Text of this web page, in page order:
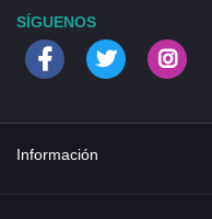
SÍGUENOS
Información